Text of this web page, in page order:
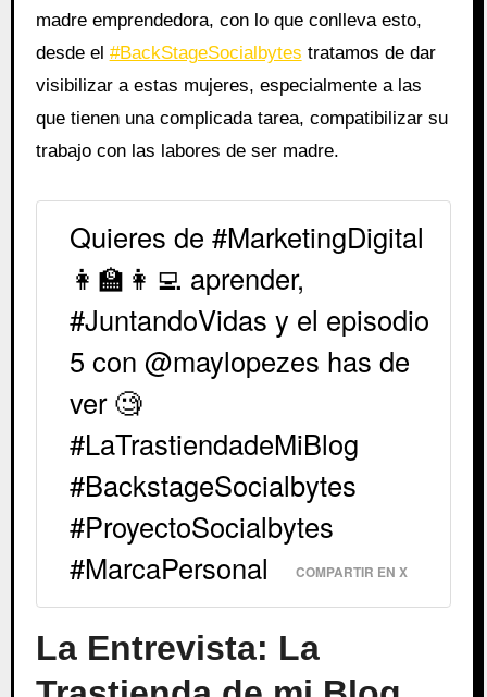
madre emprendedora, con lo que conlleva esto,
desde el #BackStageSocialbytes tratamos de dar
visibilizar a estas mujeres, especialmente a las
que tienen una complicada tarea, compatibilizar su
trabajo con las labores de ser madre.
Quieres de #MarketingDigital
👩‍🏫👩‍💻 aprender,
#JuntandoVidas y el episodio
5 con @maylopezes has de
ver 🧐
#LaTrastiendadeMiBlog
#BackstageSocialbytes
#ProyectoSocialbytes
#MarcaPersonal
COMPARTIR EN X
La Entrevista: La